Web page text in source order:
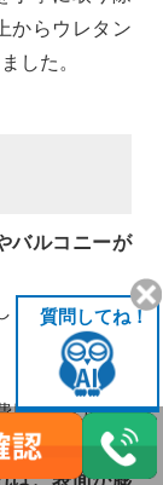
からウレタン
した。
バルコニーが
まうこともあ
用をかけたく
しかし
価格が
ば、表面が膨
質問してね！